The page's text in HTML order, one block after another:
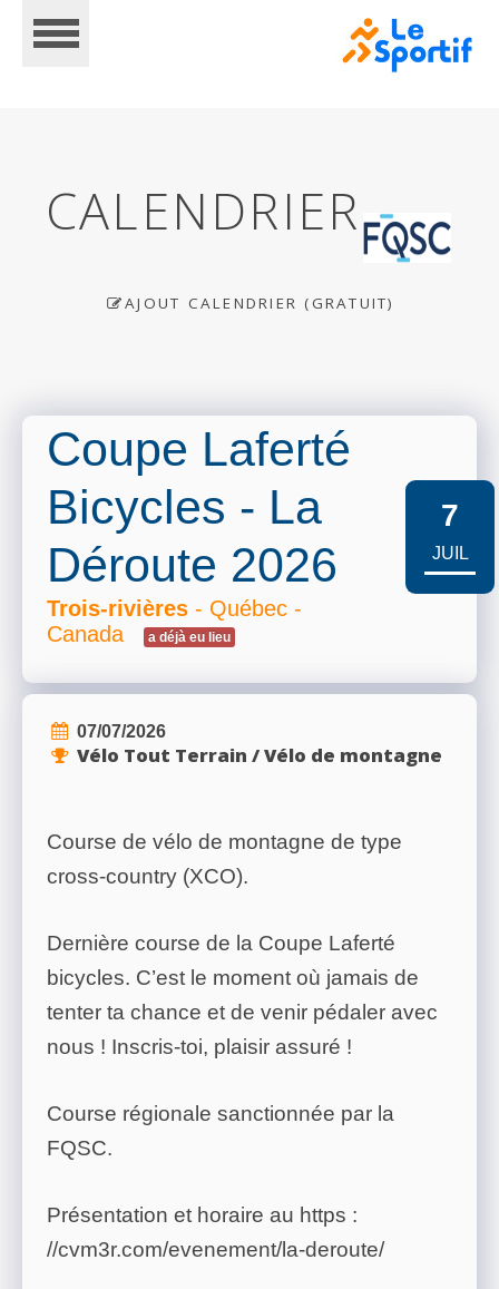
INSCRIPTIONS
RÉSULTATS
PHOTOS/VIDÉOS
BLOG
ORGANISATEURS
CALENDRIER
AJOUT CALENDRIER (GRATUIT)
Coupe Laferté
Bicycles - La
Déroute 2026
Trois-rivières - Québec -
Canada
a déjà eu lieu
7
JUIL
07/07/2026
Vélo Tout Terrain / Vélo de montagne
Course de vélo de montagne de type
cross-country (XCO).
Dernière course de la Coupe Laferté
bicycles. C’est le moment où jamais de
tenter ta chance et de venir pédaler avec
nous ! Inscris-toi, plaisir assuré !
Course régionale sanctionnée par la
FQSC.
Présentation et horaire au https :
//cvm3r.com/evenement/la-deroute/